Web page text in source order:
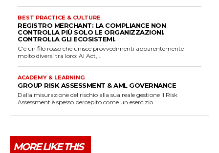
BEST PRACTICE & CULTURE
REGISTRO MERCHANT: LA COMPLIANCE NON
CONTROLLA PIÙ SOLO LE ORGANIZZAZIONI.
CONTROLLA GLI ECOSISTEMI.
C'è un filo rosso che unisce provvedimenti apparentemente
molto diversi tra loro: AI Act,...
ACADEMY & LEARNING
GROUP RISK ASSESSMENT & AML GOVERNANCE
Dalla misurazione del rischio alla sua reale gestione Il Risk
Assessment è spesso percepito come un esercizio...
MORE LIKE THIS